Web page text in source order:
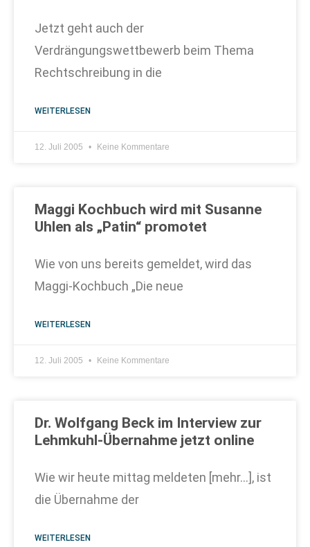
Jetzt geht auch der
Verdrängungswettbewerb beim Thema
Rechtschreibung in die
WEITERLESEN
12. Juli 2005 Keine Kommentare
Maggi Kochbuch wird mit Susanne
Uhlen als „Patin“ promotet
Wie von uns bereits gemeldet, wird das
Maggi-Kochbuch „Die neue
WEITERLESEN
12. Juli 2005 Keine Kommentare
Dr. Wolfgang Beck im Interview zur
Lehmkuhl-Übernahme jetzt online
Wie wir heute mittag meldeten [mehr…], ist
die Übernahme der
WEITERLESEN